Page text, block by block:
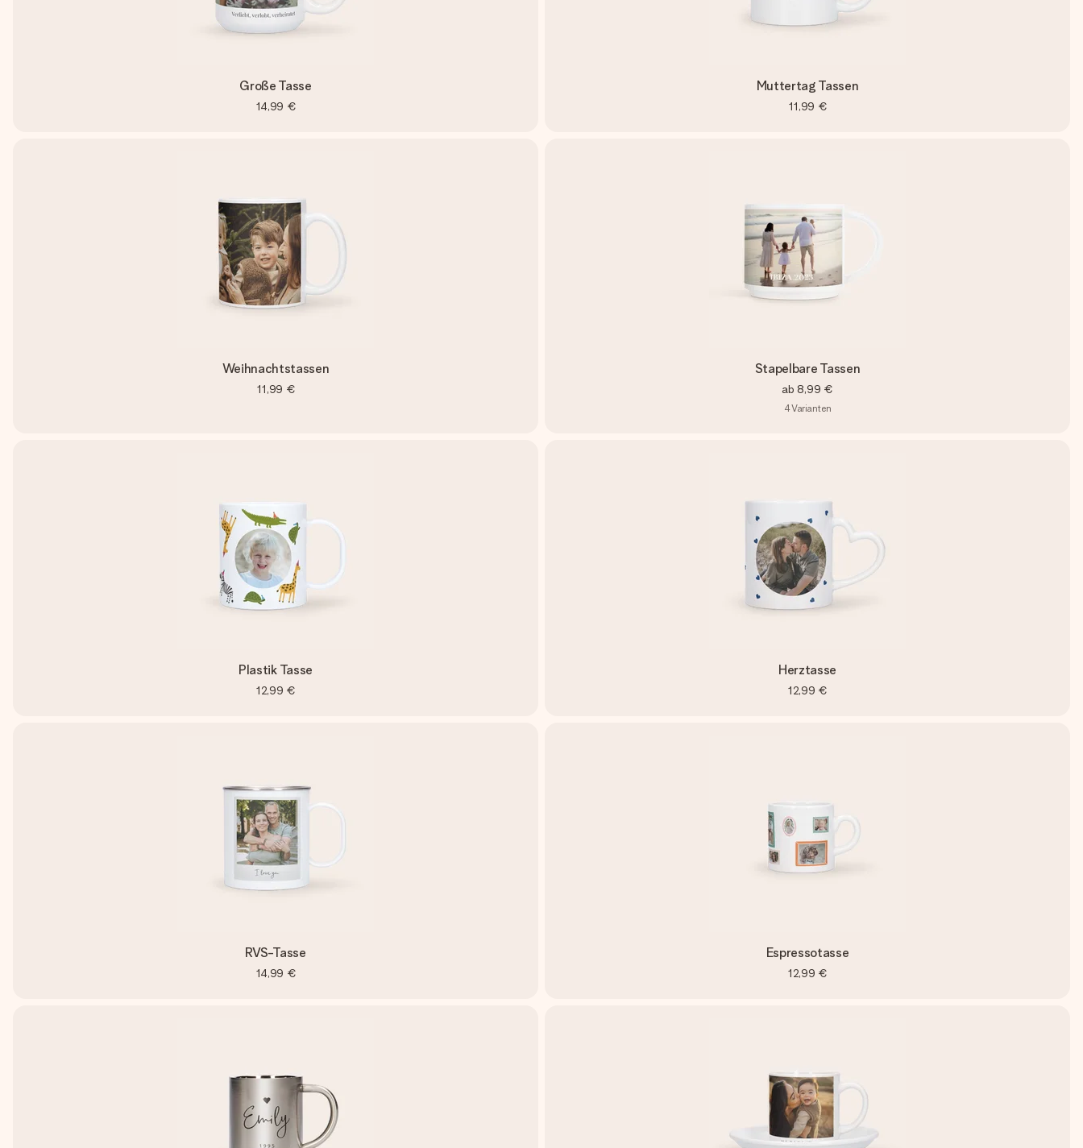
Große Tasse
14,99 €
Muttertag Tassen
11,99 €
Weihnachtstassen
11,99 €
Stapelbare Tassen
ab 8,99 €
4Varianten
Plastik Tasse
12,99 €
Herztasse
12,99 €
RVS-Tasse
14,99 €
Espressotasse
12,99 €